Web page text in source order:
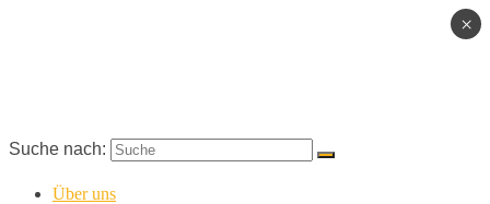
Suche nach:
Über uns
×